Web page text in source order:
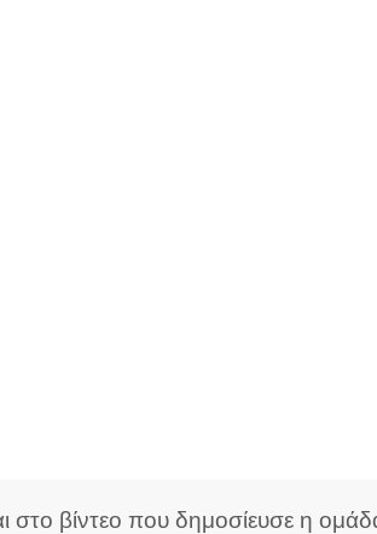
στο βίντεο που δημοσίευσε η